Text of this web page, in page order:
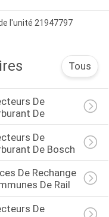
l'unité 21947797
Tous
De
De
De
De Bosch
De Rechange
De Rail
De